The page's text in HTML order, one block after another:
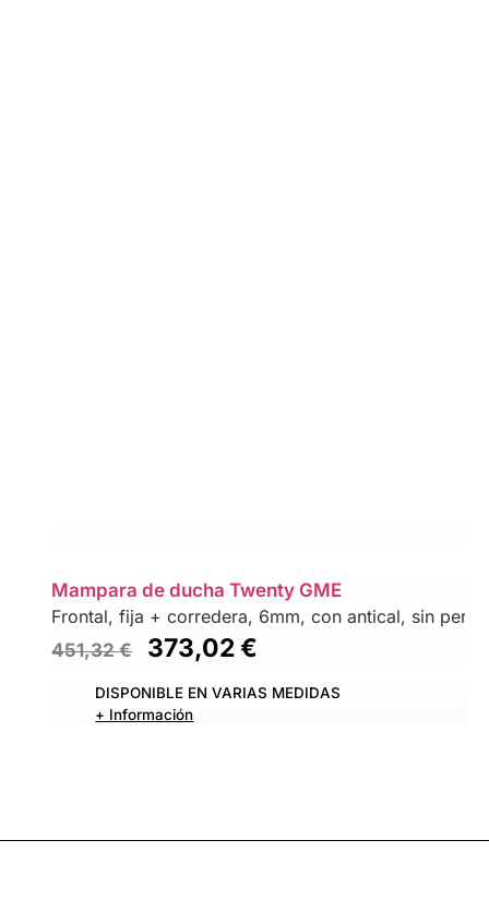
Mampara de ducha Twenty GME
Frontal, fija + corredera, 6mm, con antical, sin
451,32€ 373,02€
DISPONIBLE EN VARIAS MEDIDAS
+ Información